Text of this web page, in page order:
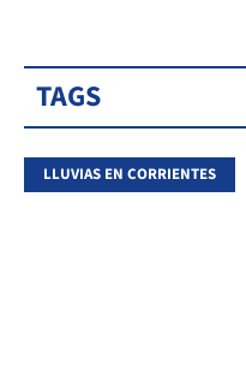
TAGS
LLUVIAS EN CORRIENTES